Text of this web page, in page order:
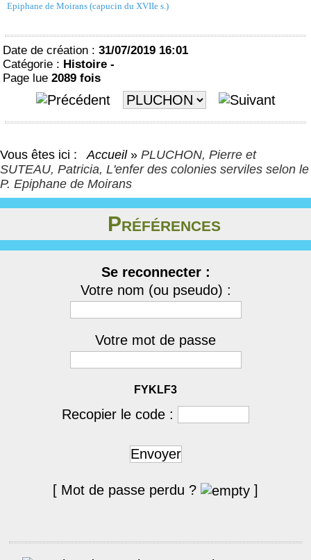
Epiphane de Moirans (capucin du XVIIe s.)
Date de création : 31/07/2019 16:01
Catégorie : Histoire -
Page lue 2089 fois
Vous êtes ici : Accueil » PLUCHON, Pierre et
SUTEAU, Patricia, L'enfer des colonies serviles selon le
P. Epiphane de Moirans
Préférences
Se reconnecter :
Votre nom (ou pseudo) :
Votre mot de passe
FYKLF3
Recopier le code :
Envoyer
[ Mot de passe perdu ? ]